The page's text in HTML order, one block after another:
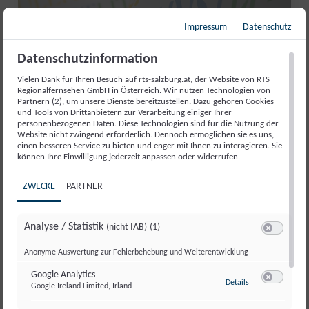
RUNDHERUM EIN HINGUCKER:
KUNST AUF LITFASSSÄULEN
Salzburg Magazin
Impressum Datenschutz
Datenschutzinformation
Vielen Dank für Ihren Besuch auf rts-salzburg.at, der Website von RTS
Regionalfernsehen GmbH in Österreich. Wir nutzen Technologien von
Partnern (2), um unsere Dienste bereitzustellen. Dazu gehören Cookies
und Tools von Drittanbietern zur Verarbeitung einiger Ihrer
personenbezogenen Daten. Diese Technologien sind für die Nutzung der
Website nicht zwingend erforderlich. Dennoch ermöglichen sie es uns,
einen besseren Service zu bieten und enger mit Ihnen zu interagieren. Sie
können Ihre Einwilligung jederzeit anpassen oder widerrufen.
ZWECKE PARTNER
Analyse / Statistik (nicht IAB) (1)
Anonyme Auswertung zur Fehlerbehebung und Weiterentwicklung
Google Analytics
Google Ireland Limited, Irland Details zu Google